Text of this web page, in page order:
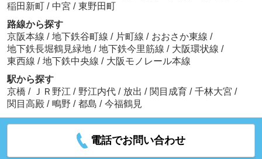
稲田新町 / 中宮 / 東野田町
路線から探す
京阪本線 / 地下鉄谷町線 / 片町線 / おおさか東線 /
地下鉄長堀鶴見緑地 / 地下鉄今里筋線 / 大阪環状線 /
東西線 / 地下鉄中央線 / 大阪モノレール本線
駅から探す
京橋 / ＪＲ野江 / 野江内代 / 放出 / 関目成育 / 千林大宮 /
関目高殿 / 鴫野 / 都島 / 今福鶴見
電話でお問い合わせ